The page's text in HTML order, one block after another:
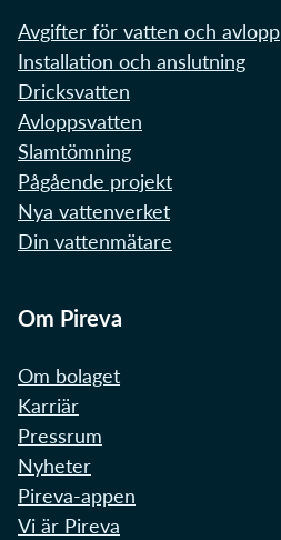
Avgifter för vatten och avlopp
Installation och anslutning
Dricksvatten
Avloppsvatten
Slamtömning
Pågående projekt
Nya vattenverket
Din vattenmätare
Om Pireva
Om bolaget
Karriär
Pressrum
Nyheter
Pireva-appen
Vi är Pireva